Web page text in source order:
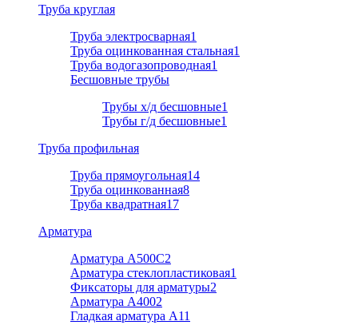
Труба круглая
Труба электросварная1
Труба оцинкованная стальная1
Труба водогазопроводная1
Бесшовные трубы
Трубы х/д бесшовные1
Трубы г/д бесшовные1
Труба профильная
Труба прямоугольная14
Труба оцинкованная8
Труба квадратная17
Арматура
Арматура A500C2
Арматура стеклопластиковая1
Фиксаторы для арматуры2
Арматура А4002
Гладкая арматура А11